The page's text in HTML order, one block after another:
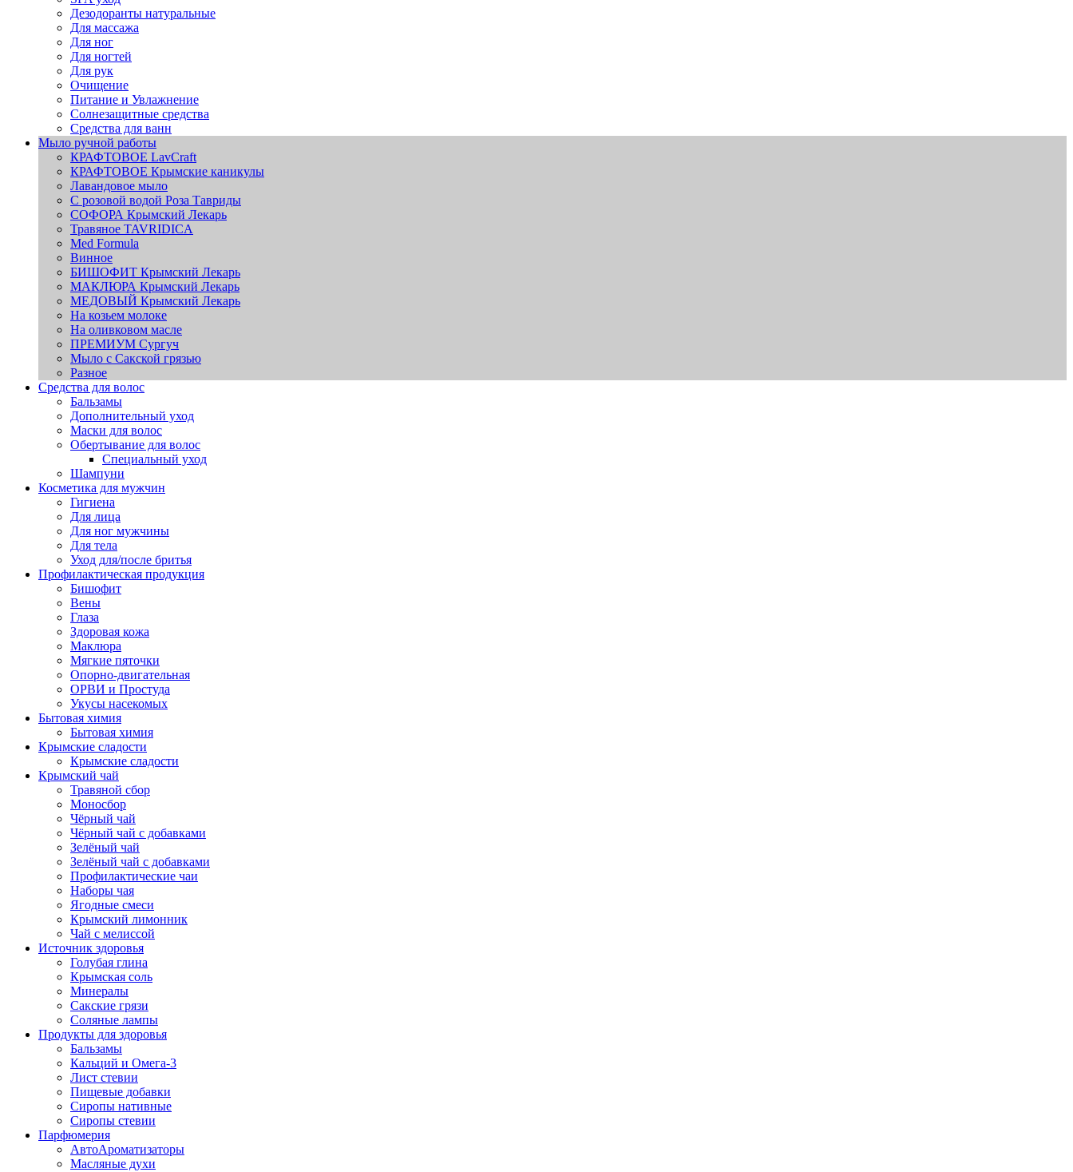
Дезодоранты натуральные
Для массажа
Для ног
Для ногтей
Для рук
Очищение
Питание и Увлажнение
Солнезащитные средства
Средства для ванн
Мыло ручной работы
КРАФТОВОЕ LavCraft
КРАФТОВОЕ Крымские каникулы
Лавандовое мыло
С розовой водой Роза Тавриды
СОФОРА Крымский Лекарь
Травяное TAVRIDICA
Med Formula
Винное
БИШОФИТ Крымский Лекарь
МАКЛЮРА Крымский Лекарь
МЕДОВЫЙ Крымский Лекарь
На козьем молоке
На оливковом масле
ПРЕМИУМ Сургуч
Мыло с Сакской грязью
Разное
Средства для волос
Бальзамы
Дополнительный уход
Маски для волос
Обертывание для волос
Специальный уход
Шампуни
Косметика для мужчин
Гигиена
Для лица
Для ног мужчины
Для тела
Уход для/после бритья
Профилактическая продукция
Бишофит
Вены
Глаза
Здоровая кожа
Маклюра
Мягкие пяточки
Опорно-двигательная
ОРВИ и Простуда
Укусы насекомых
Бытовая химия
Бытовая химия
Крымские сладости
Крымские сладости
Крымский чай
Травяной сбор
Моносбор
Чёрный чай
Чёрный чай с добавками
Зелёный чай
Зелёный чай с добавками
Профилактические чаи
Наборы чая
Ягодные смеси
Крымский лимонник
Чай с мелиссой
Источник здоровья
Голубая глина
Крымская соль
Минералы
Сакские грязи
Соляные лампы
Продукты для здоровья
Бальзамы
Кальций и Омега-3
Лист стевии
Пищевые добавки
Сиропы нативные
Сиропы стевии
Парфюмерия
АвтоАроматизаторы
Масляные духи